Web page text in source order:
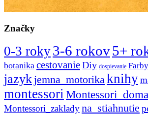
Značky
0-3 roky3-6 rokov5+
botanika cestovanieDiy dospievanie Farby
jazykjemna_motorikaknihy
montessoriMontessori_doma
Montessori_zakladyna_stiahnutie